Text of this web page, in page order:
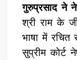
गुरुप्रसाद ने
श्री राम के
भाषा में रचित
सुप्रीम कोर्ट